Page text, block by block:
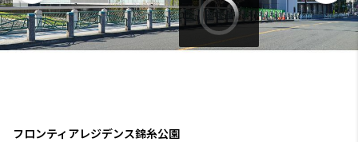
フロンティアレジデンス錦糸公園